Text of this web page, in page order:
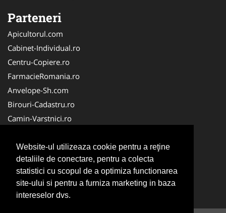
Website-ul utilizeaza cookie pentru a reţine
detaliile de conectare, pentru a colecta
statistici cu scopul de a optimiza functionarea
site-ului si pentru a furniza marketing in baza
intereselor dvs.
Parteneri
Apicultorul.com
Cabinet-Individual.ro
Centru-Copiere.ro
FarmacieRomania.ro
Anvelope-Sh.com
Birouri-Cadastru.ro
Camin-Varstnici.ro
Cabinet-Ginecologic.ro
Cabinet-Psihologie.com
Clinica-Privata.ro
InchiriereToaleteEcologice.ro